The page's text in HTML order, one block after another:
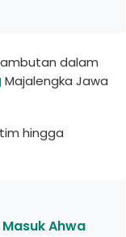
dalam
Majalengka Jawa
hingga
Ahwa